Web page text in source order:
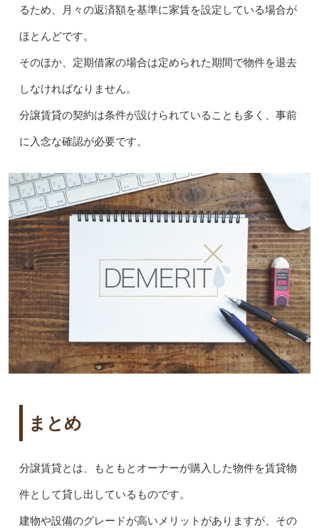
るため、月々の返済額を基準に家賃を設定している場合が
ほとんどです。
そのほか、定期借家の場合は定められた期間で物件を退去
しなければなりません。
分譲賃貸の契約は条件が設けられていることも多く、事前
に入念な確認が必要です。
まとめ
分譲賃貸とは、もともとオーナーが購入した物件を賃貸物
件として貸し出しているものです。
建物や設備のグレードが高いメリットがありますが、その